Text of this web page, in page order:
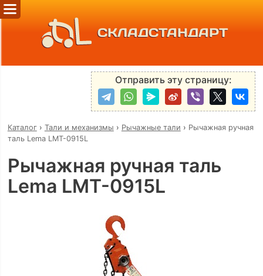
СКЛАДСТАНДАРТ
Отправить эту страницу:
Каталог› Тали и механизмы › Рычажные тали › Рычажная ручная
таль Lema LMT-0915L
Рычажная ручная таль
Lema LMT-0915L